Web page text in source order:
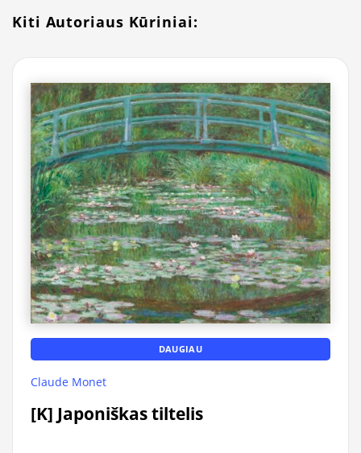
Kiti Autoriaus Kūriniai:
DAUGIAU
Claude Monet
[K] Japoniškas tiltelis